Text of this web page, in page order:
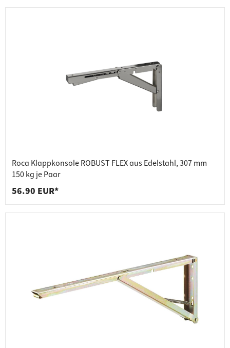
Roca Klappkonsole ROBUST FLEX aus Edelstahl, 307 mm
150 kg je Paar
56.90 EUR*